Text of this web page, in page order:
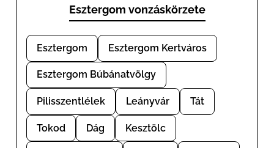
Esztergom vonzáskörzete
Esztergom Esztergom Kertváros
Esztergom Búbánatvölgy
Pilisszentlélek Leányvár Tát
Tokod Dág Kesztölc